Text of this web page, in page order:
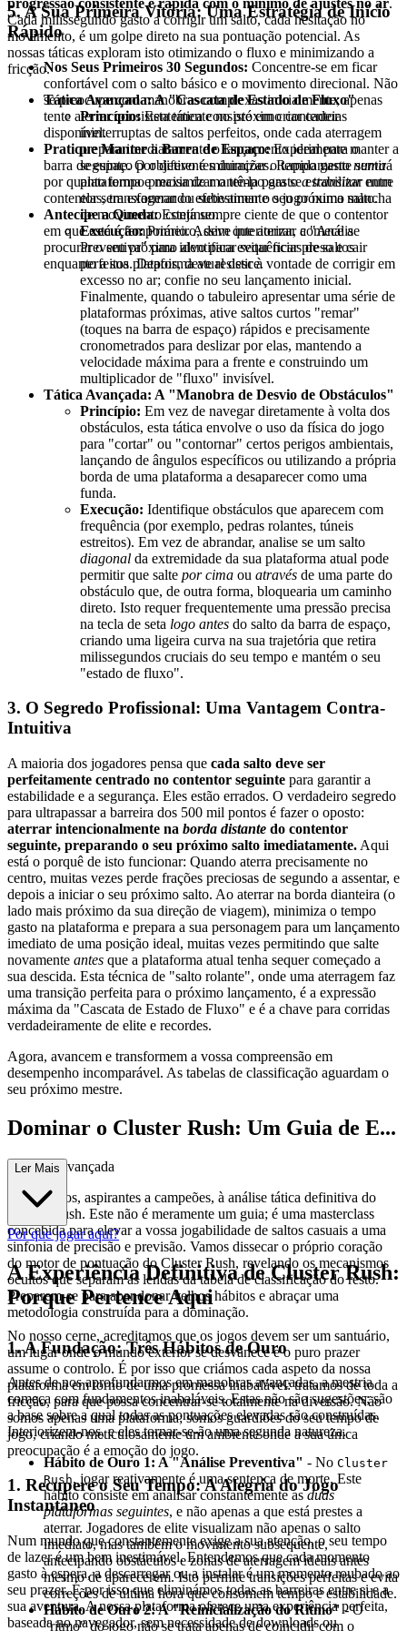
5. A Sua Primeira Vitória: Uma Estratégia de Início
Rápido
Nos Seus Primeiros 30 Segundos: Concentre-se em ficar
confortável com o salto básico e o movimento direcional. Não
se preocupe com manobras complexas inicialmente; apenas
tente aterrar consistentemente no próximo contentor
disponível.
Pratique Manter a Barra de Espaço:Experimente manter a
barra de espaço por diferentes durações. Rapidamente sentirá
por quanto tempo precisa de mantê-la para se estabilizar num
contentor sem exagerar ou subestimar o seu próximo salto.
Antecipe a Queda:Esteja sempre ciente de que o contentor
em que está é temporário. Assim que aterrar, comece a
procurar o seu próximo alvo para evitar ficar preso e cair
enquanto a sua plataforma atual desce.
Cada milissegundo gasto a corrigir um salto, cada hesitação no
movimento, é um golpe direto na sua pontuação potencial. As
nossas táticas exploram isto otimizando o fluxo e minimizando a
fricção.
Tática Avançada: A "Cascata de Estado de Fluxo"
Princípio:Esta tática consiste em criar cadeias
ininterruptas de saltos perfeitos, onde cada aterragem
prepara imediatamente o lançamento ideal para o
seguinte. O objetivo é minimizar o tempo gastonuma
plataforma e maximizar o tempo gastoa transitarentre
elas, transformando efetivamente o jogo numa mancha
de movimento contínuo.
Execução:Primeiro, deve interiorizar a "Análise
Preventiva" para identificar sequências de saltos
perfeitos. Depois, deve resistir à vontade de corrigir em
excesso no ar; confie no seu lançamento inicial.
Finalmente, quando o tabuleiro apresentar uma série de
plataformas próximas, ative saltos curtos "remar"
(toques na barra de espaço) rápidos e precisamente
cronometrados para deslizar por elas, mantendo a
velocidade máxima para a frente e construindo um
multiplicador de "fluxo" invisível.
Tática Avançada: A "Manobra de Desvio de Obstáculos"
Princípio: Em vez de navegar diretamente à volta dos
obstáculos, esta tática envolve o uso da física do jogo
para "cortar" ou "contornar" certos perigos ambientais,
lançando de ângulos específicos ou utilizando a própria
borda de uma plataforma a desaparecer como uma
funda.
Execução: Identifique obstáculos que aparecem com
frequência (por exemplo, pedras rolantes, túneis
estreitos). Em vez de abrandar, analise se um salto
diagonal da extremidade da sua plataforma atual pode
permitir que salte por cima ou através de uma parte do
obstáculo que, de outra forma, bloquearia um caminho
direto. Isto requer frequentemente uma pressão precisa
na tecla de seta logo antes do salto da barra de espaço,
criando uma ligeira curva na sua trajetória que retira
milissegundos cruciais do seu tempo e mantém o seu
"estado de fluxo".
3. O Segredo Profissional: Uma Vantagem Contra-
Intuitiva
A maioria dos jogadores pensa que cada salto deve ser
perfeitamente centrado no contentor seguinte para garantir a
estabilidade e a segurança. Eles estão errados. O verdadeiro segredo
para ultrapassar a barreira dos 500 mil pontos é fazer o oposto:
aterrar intencionalmente na borda distante do contentor
seguinte, preparando o seu próximo salto imediatamente. Aqui
está o porquê de isto funcionar: Quando aterra precisamente no
centro, muitas vezes perde frações preciosas de segundo a assentar, e
depois a iniciar o seu próximo salto. Ao aterrar na borda dianteira (o
lado mais próximo da sua direção de viagem), minimiza o tempo
gasto na plataforma e prepara a sua personagem para um lançamento
imediato de uma posição ideal, muitas vezes permitindo que salte
novamente antes que a plataforma atual tenha sequer começado a
sua descida. Esta técnica de "salto rolante", onde uma aterragem faz
uma transição perfeita para o próximo lançamento, é a expressão
máxima da "Cascata de Estado de Fluxo" e é a chave para corridas
verdadeiramente de elite e recordes.
Agora, avancem e transformem a vossa compreensão em
desempenho incomparável. As tabelas de classificação aguardam o
seu próximo mestre.
Dominar o Cluster Rush: Um Guia de E...
stratégia Avançada
Bem-vindos, aspirantes a campeões, à análise tática definitiva do
Cluster Rush. Este não é meramente um guia; é uma masterclass
concebida para elevar a vossa jogabilidade de saltos casuais a uma
sinfonia de precisão e previsão. Vamos dissecar o próprio coração
do motor de pontuação do Cluster Rush, revelando os mecanismos
ocultos que separam as lendas da tabela de classificação do resto.
Preparem-se para abandonar velhos hábitos e abraçar uma
metodologia construída para a dominação.
1. A Fundação: Três Hábitos de Ouro
Antes de nos aprofundarmos em manobras avançadas, a mestria
começa com fundamentos inabaláveis. Estas não são sugestões; são
a base sobre a qual todas as pontuações elevadas são construídas.
Interiorizem-nos, e eles tornar-se-ão uma segunda natureza.
Hábito de Ouro 1: A "Análise Preventiva" - No Cluster
Rush, jogar reativamente é uma sentença de morte. Este
hábito consiste em analisar constantemente asduas
plataformas seguintes, e não apenas a que está prestes a
aterrar. Jogadores de elite visualizam não apenas o salto
imediato, mas também o movimento subsequente,
antecipando obstáculos e zonas de aterragem ideais antes
mesmo de aparecerem. Isto permite transições perfeitas e evita
correções de última hora que consomem tempo e estabilidade.
Hábito de Ouro 2: A "Reinicialização do Ritmo"- O
"ritmo" do jogo não se trata apenas de coincidir com o
Ler Mais
Por que jogar aqui?
A Experiência Definitiva de Cluster Rush:
Porque Pertence Aqui
No nosso cerne, acreditamos que os jogos devem ser um santuário,
um lugar onde o mundo exterior se desvanece e o puro prazer
assume o controlo. É por isso que criámos cada aspeto da nossa
plataforma em torno de uma promessa inabalável: tratamos de toda a
fricção, para que possa concentrar-se totalmente na diversão. Não
somos apenas uma plataforma; somos guardiões do seu tempo de
jogo, criando meticulosamente um ambiente onde a sua única
preocupação é a emoção do jogo.
1. Recupere o Seu Tempo: A Alegria do Jogo
Instantâneo
Num mundo que constantemente exige a sua atenção, o seu tempo
de lazer é um bem inestimável. Entendemos que cada momento
gasto à espera, a descarregar ou a instalar é um momento roubado ao
seu prazer. É por isso que eliminámos todas as barreiras entre si e a
sua aventura. A nossa plataforma oferece uma experiência perfeita,
baseada no navegador, sem necessidade de downloads ou